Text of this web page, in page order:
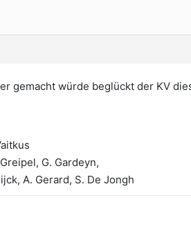
gemacht würde beglückt der KV
G. Gardeyn,
A. Gerard, S. De Jongh